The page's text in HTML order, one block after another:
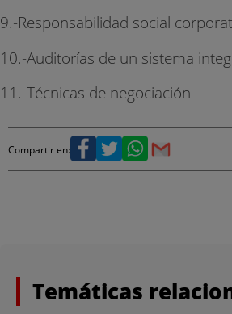
9.-Responsabilidad social
10.-Auditorías de un sistema
11.-Técnicas de negociación
Compartir en:
Temáticas